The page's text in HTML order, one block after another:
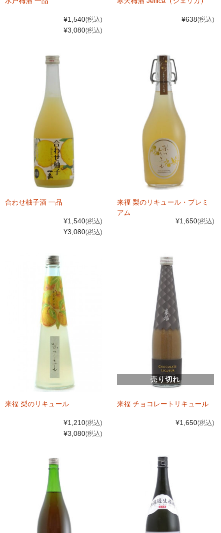
¥1,540(税込)
¥3,080(税込)
¥638(税込)
合わせ柚子酒 一品
¥1,540(税込)
¥3,080(税込)
来福 梨のリキュール・プレミ
アム
¥1,650(税込)
来福 梨のリキュール
¥1,210(税込)
¥3,080(税込)
売り切れ
来福 チョコレートリキュール
¥1,650(税込)